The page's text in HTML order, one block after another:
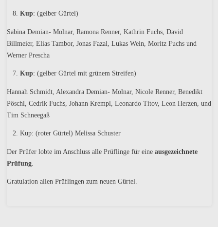
Kup: (gelber Gürtel)
Sabina Demian- Molnar, Ramona Renner, Kathrin Fuchs, David
Billmeier, Elias Tambor, Jonas Fazal, Lukas Wein, Moritz Fuchs und
Werner Prescha
Kup: (gelber Gürtel mit grünem Streifen)
Hannah Schmidt, Alexandra Demian- Molnar, Nicole Renner, Benedikt
Pöschl, Cedrik Fuchs, Johann Krempl, Leonardo Titov, Leon Herzen, und
Tim Schneegaß
Kup: (roter Gürtel) Melissa Schuster
Der Prüfer lobte im Anschluss alle Prüflinge für eine ausgezeichnete
Prüfung.
Gratulation allen Prüflingen zum neuen Gürtel.